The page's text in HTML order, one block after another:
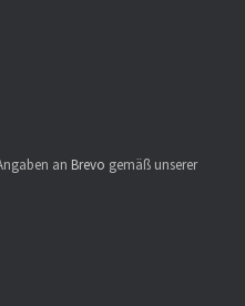
an Brevo gemäß unserer